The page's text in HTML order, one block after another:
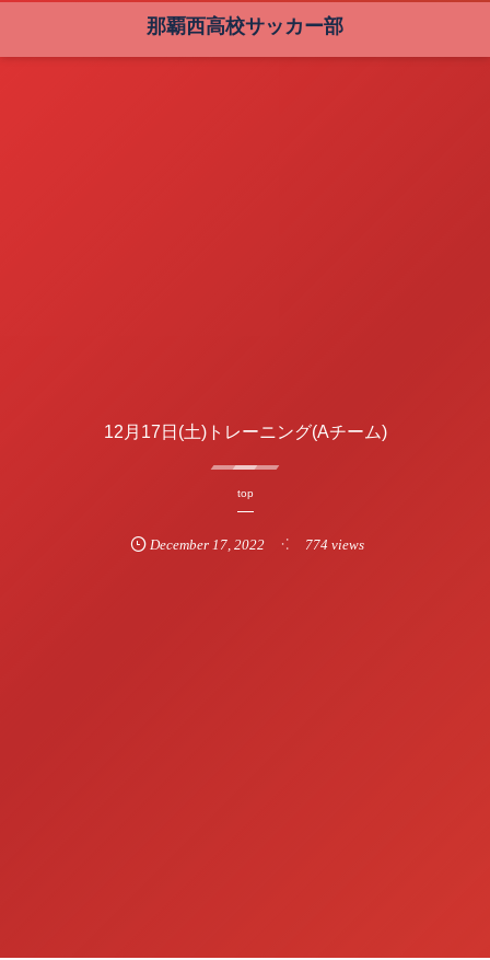
那覇西高校サッカー部
12月17日(土)トレーニング(Aチーム)
top
December 17, 2022 774 views